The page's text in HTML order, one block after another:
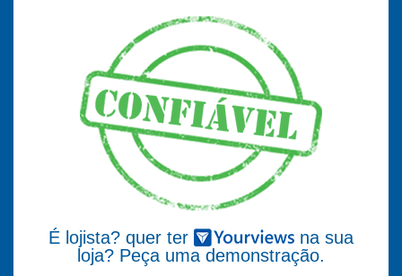
É lojista? quer ter
na sua
loja? Peça uma demonstração.